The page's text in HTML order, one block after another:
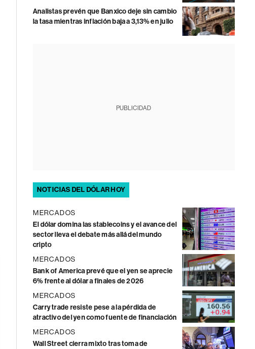
Analistas prevén que Banxico deje sin cambio
la tasa mientras inflación baja a 3,13% en julio
PUBLICIDAD
NOTICIAS DEL DÓLAR HOY
MERCADOS
El dólar domina las stablecoins y el avance del
sector lleva el debate más allá del mundo
cripto
MERCADOS
Bank of America prevé que el yen se aprecie
6% frente al dólar a finales de 2026
MERCADOS
Carry trade resiste pese a la pérdida de
atractivo del yen como fuente de financiación
MERCADOS
Wall Street cierra mixto tras toma de